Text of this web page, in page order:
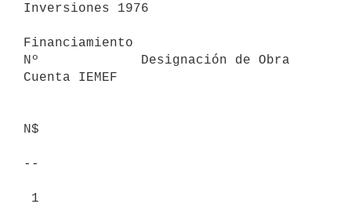
Inversiones 1976
Financiamiento
Nº             Designación de Obra
Cuenta IEMEF
N$
--